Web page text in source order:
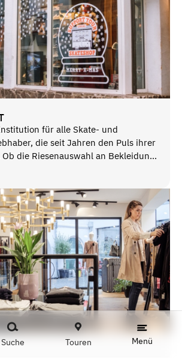
für alle Skate- und
die seit Jahren den Puls ihrer
die Riesenauswahl an Bekleidung
Hardware oder schöne
bleibt kein Wunsch offen. An Wind
Bereich nicht vorbei.
können die Kunden bei bester
lockeren Atmosphäre in aller Ruhe
fachsimpeln.
Suche Touren Menü